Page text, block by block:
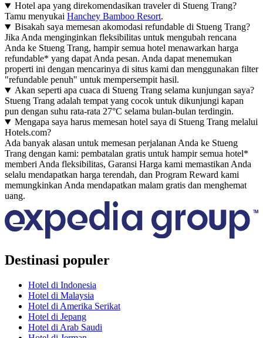
Hotel apa yang direkomendasikan traveler di Stueng Trang?
Tamu menyukai Hanchey Bamboo Resort.
Bisakah saya memesan akomodasi refundable di Stueng Trang?
Jika Anda menginginkan fleksibilitas untuk mengubah rencana
Anda ke Stueng Trang, hampir semua hotel menawarkan harga
refundable* yang dapat Anda pesan. Anda dapat menemukan
properti ini dengan mencarinya di situs kami dan menggunakan filter
"refundable penuh" untuk mempersempit hasil.
Akan seperti apa cuaca di Stueng Trang selama kunjungan saya?
Stueng Trang adalah tempat yang cocok untuk dikunjungi kapan
pun dengan suhu rata-rata 27°C selama bulan-bulan terdingin.
Mengapa saya harus memesan hotel saya di Stueng Trang melalui
Hotels.com?
Ada banyak alasan untuk memesan perjalanan Anda ke Stueng
Trang dengan kami: pembatalan gratis untuk hampir semua hotel*
memberi Anda fleksibilitas, Garansi Harga kami memastikan Anda
selalu mendapatkan harga terendah, dan Program Reward kami
memungkinkan Anda mendapatkan malam gratis dan menghemat
uang.
Destinasi populer
Hotel di Indonesia
Hotel di Malaysia
Hotel di Amerika Serikat
Hotel di Jepang
Hotel di Arab Saudi